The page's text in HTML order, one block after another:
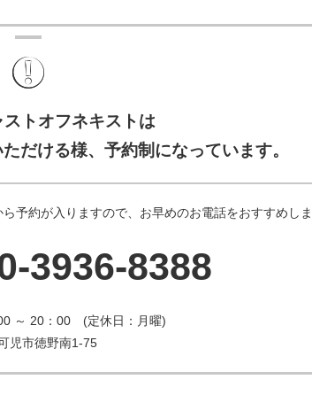
トオフネキストは
だける様、予約制になっています。
予約が入りますので、お早めのお電話をおすすめしま
3936-8388
～ 20：00 (定休日：月曜)
児市徳野南1-75